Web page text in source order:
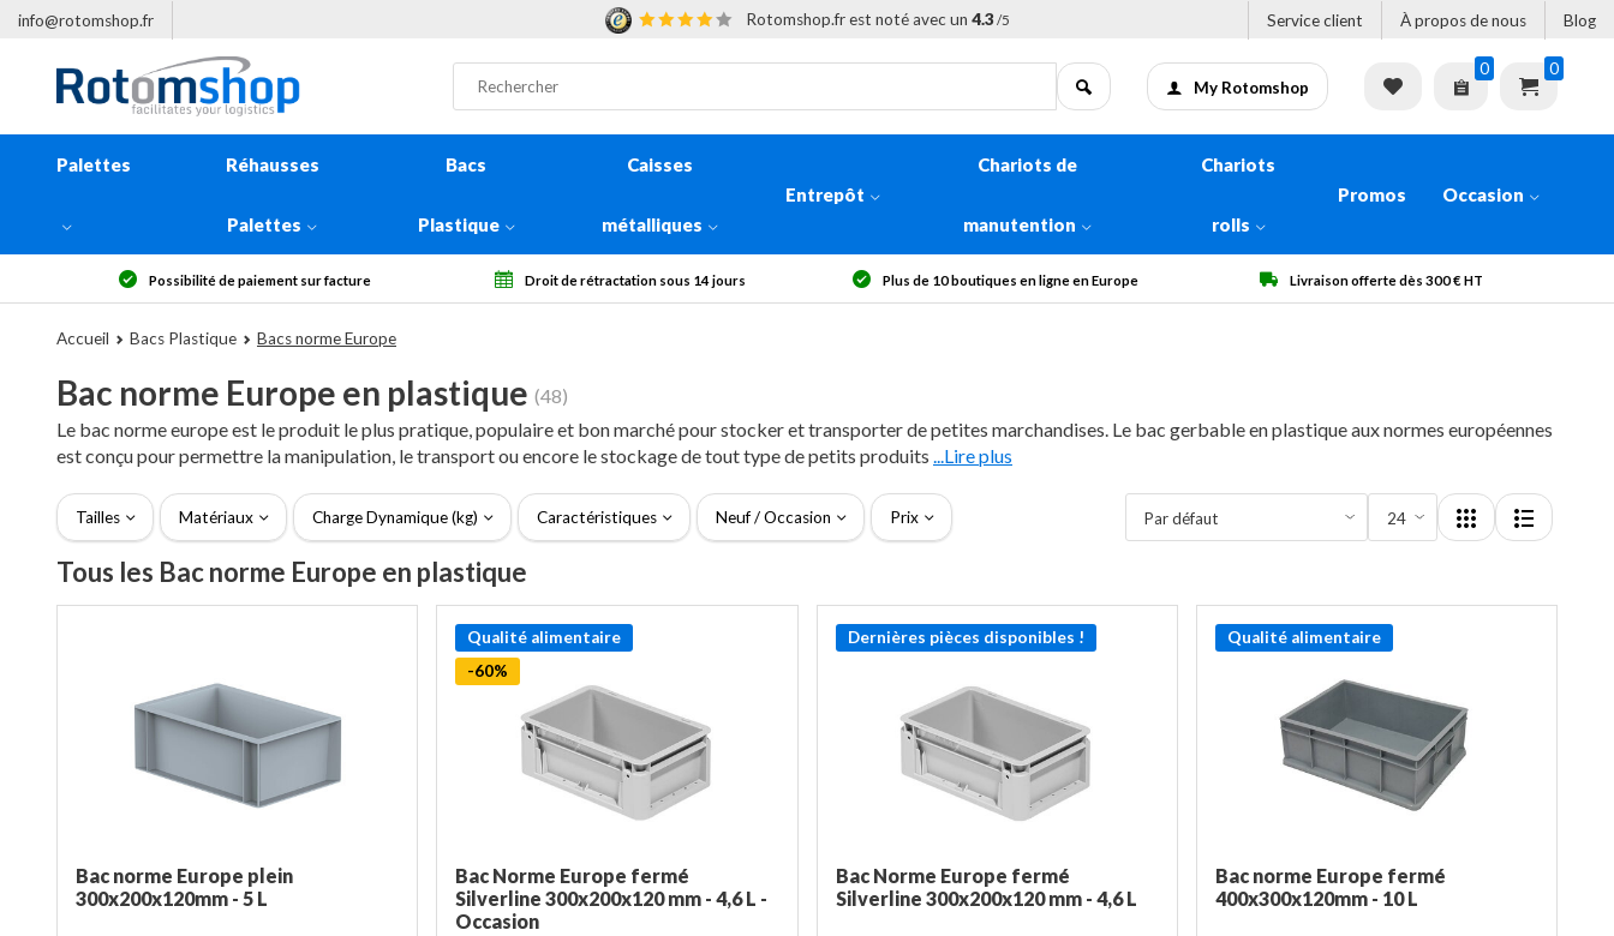
info@rotomshop.fr Rotomshop.fr est noté avec un 4.3 /5 Service client À propos de nous Blog
My Rotomshop
0 0
Palettes Réhausses
Palettes
Bacs
Plastique
Caisses
métalliques
Entrepôt
Chariots de
manutention
Chariots
rolls
Promos Occasion
Droit de rétractation sous 14 jours Plus de 10 boutiques en ligne en Europe Livraison offerte dès 300 € HT Qualité garantie
Accueil Bacs Plastique Bacs norme Europe
Bac norme Europe en plastique (48)
Le bac norme europe est le produit le plus pratique, populaire et bon marché pour stocker et transporter de petites marchandises. Le bac gerbable en plastique aux normes européennes
est conçu pour permettre la manipulation, le transport ou encore le stockage de tout type de petits produits ...Lire plus
Tailles Matériaux Charge Dynamique (kg) Caractéristiques Neuf / Occasion Prix
Tous les Bac norme Europe en plastique
Bac norme Europe plein
300x200x120mm - 5 L
Qualité alimentaire
-60%
Bac Norme Europe fermé
Silverline 300x200x120 mm - 4,6 L -
Occasion
Dernières pièces disponibles !
Bac Norme Europe fermé
Silverline 300x200x120 mm - 4,6 L
Qualité alimentaire
Bac norme Europe fermé
400x300x120mm - 10 L